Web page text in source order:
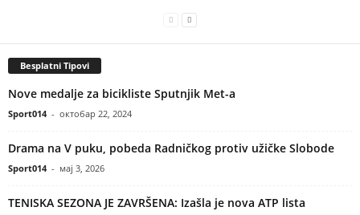
Besplatni Tipovi
Nove medalje za bicikliste Sputnjik Met-a
Sport014 - октобар 22, 2024
Drama na V puku, pobeda Radničkog protiv užičke Slobode
Sport014 - мај 3, 2026
TENISKA SEZONA JE ZAVRŠENA: Izašla je nova ATP lista